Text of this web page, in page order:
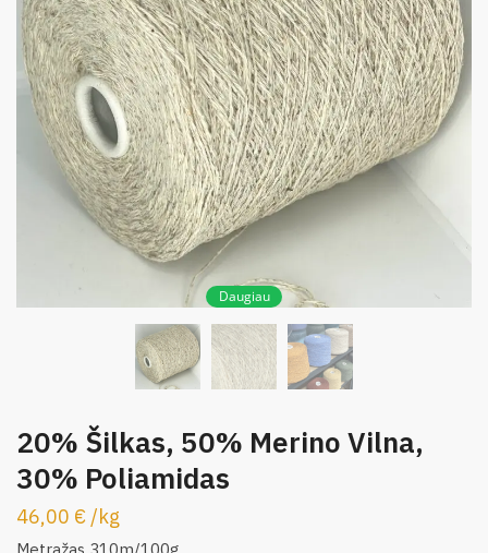
Daugiau
20% Šilkas, 50% Merino Vilna,
30% Poliamidas
46,00 € /kg